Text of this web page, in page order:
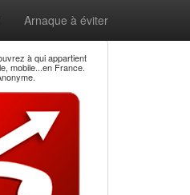
Arnaque à éviter
à qui appartient
mobile...en France.